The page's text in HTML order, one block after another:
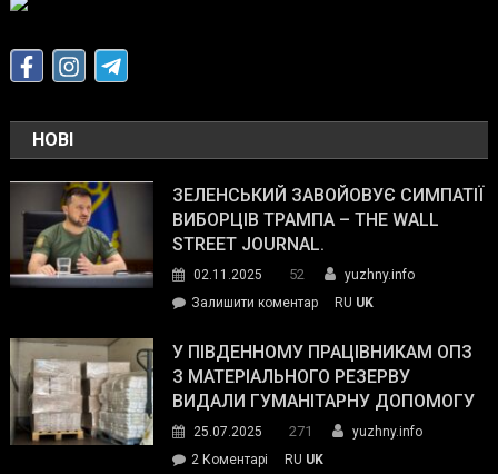
НОВІ
ЗЕЛЕНСЬКИЙ ЗАВОЙОВУЄ СИМПАТІЇ
ВИБОРЦІВ ТРАМПА – THE WALL
STREET JOURNAL.
02.11.2025 52
yuzhny.info
Залишити коментарon
завойовує
симпатії
виборців
The
RU UK
У ПІВДЕННОМУ ПРАЦІВНИКАМ ОПЗ
З МАТЕРІАЛЬНОГО РЕЗЕРВУ
ВИДАЛИ ГУМАНІТАРНУ ДОПОМОГУ
25.07.2025 271
yuzhny.info
2 Коментарі
RU UK